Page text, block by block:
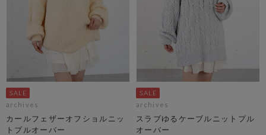
archives
カールフェザーオフショルニッ
トプルオーバー
archives
スラブゆるケーブルニットプル
オーバー